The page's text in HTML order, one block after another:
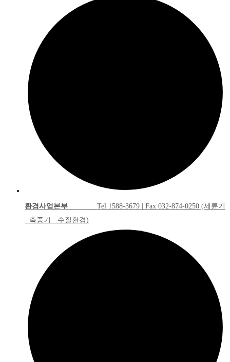
환경사업본부
Tel 1588-3679 | Fax 032-874-0250 (세륜기
· 축중기 · 수질환경)